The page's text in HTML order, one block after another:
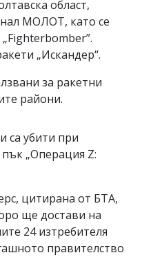
област,
МОЛОТ, като се
„Искандер“.
за ракетни
райони.
са убити при
„Операция Z:
цитирана от БТА,
ще достави на
24 изтребителя
правителство